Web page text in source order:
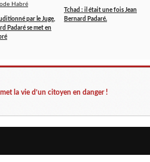
par le Juge,
Padaré se met en
Tchad : il était une fois Jean
Bernard Padaré.
la vie d’un citoyen en danger !